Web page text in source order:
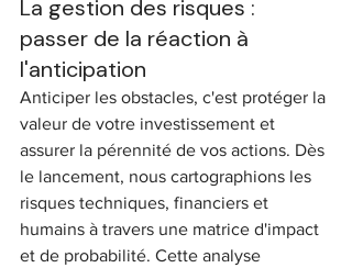
La gestion des risques :
passer de la réaction à
l'anticipation
Anticiper les obstacles, c'est protéger la
valeur de votre investissement et
assurer la pérennité de vos actions. Dès
le lancement, nous cartographions les
risques techniques, financiers et
humains à travers une matrice d'impact
et de probabilité. Cette analyse